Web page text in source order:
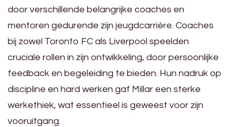
door verschillende belangrijke coaches en
mentoren gedurende zijn jeugdcarrière. Coaches
bij zowel Toronto FC als Liverpool speelden
cruciale rollen in zijn ontwikkeling, door persoonlijke
feedback en begeleiding te bieden. Hun nadruk op
discipline en hard werken gaf Millar een sterke
werkethiek, wat essentieel is geweest voor zijn
vooruitgang.